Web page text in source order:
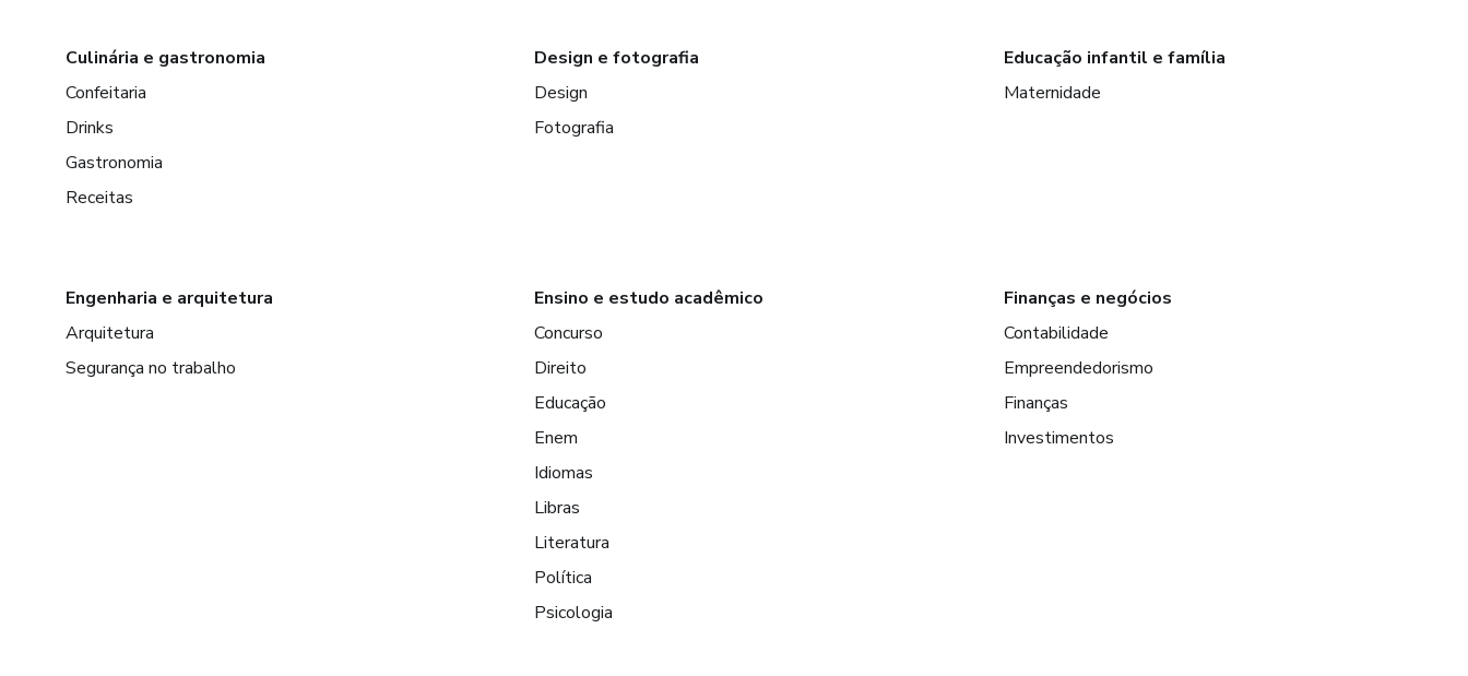
Culinária e gastronomia
Confeitaria
Drinks
Gastronomia
Receitas
Design e fotografia
Design
Fotografia
Educação infantil e família
Maternidade
Engenharia e arquitetura
Arquitetura
Segurança no trabalho
Ensino e estudo acadêmico
Concurso
Direito
Educação
Enem
Idiomas
Libras
Literatura
Política
Psicologia
Finanças e negócios
Contabilidade
Empreendedorismo
Finanças
Investimentos